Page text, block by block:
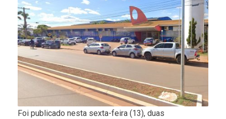
Foi publicado nesta sexta-feira (13), duas